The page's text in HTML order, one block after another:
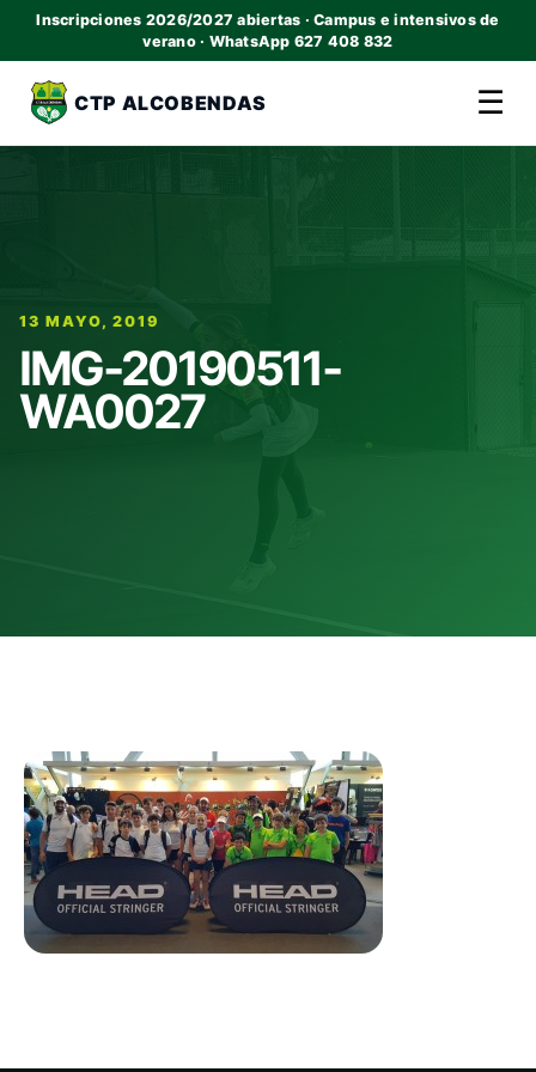
Inscripciones 2026/2027 abiertas · Campus e intensivos de
verano · WhatsApp 627 408 832
CTP ALCOBENDAS ☰
13 MAYO, 2019
IMG-20190511-
WA0027